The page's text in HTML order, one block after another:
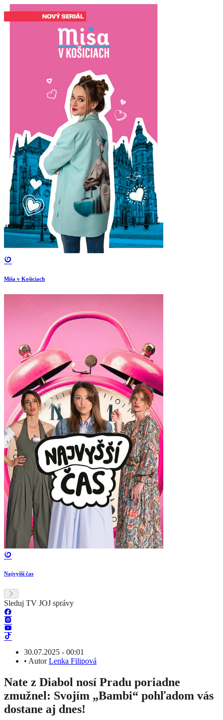
Miša v Košiciach
Najvyšší čas
Sleduj TV JOJ správy
30.07.2025 - 00:01
• AutorLenka Filipová
Nate z Diabol nosí Pradu poriadne
zmužnel: Svojím „Bambi“ pohľadom vás
dostane aj dnes!